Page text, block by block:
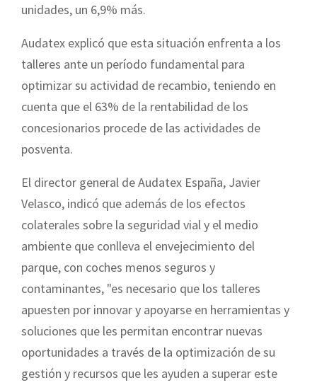
unidades, un 6,9% más.
Audatex explicó que esta situación enfrenta a los
talleres ante un período fundamental para
optimizar su actividad de recambio, teniendo en
cuenta que el 63% de la rentabilidad de los
concesionarios procede de las actividades de
posventa.
El director general de Audatex España, Javier
Velasco, indicó que además de los efectos
colaterales sobre la seguridad vial y el medio
ambiente que conlleva el envejecimiento del
parque, con coches menos seguros y
contaminantes, "es necesario que los talleres
apuesten por innovar y apoyarse en herramientas y
soluciones que les permitan encontrar nuevas
oportunidades a través de la optimización de su
gestión y recursos que les ayuden a superar este